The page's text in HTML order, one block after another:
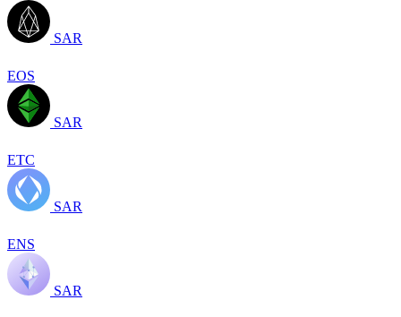
SAR
EOS
SAR
ETC
SAR
ENS
SAR